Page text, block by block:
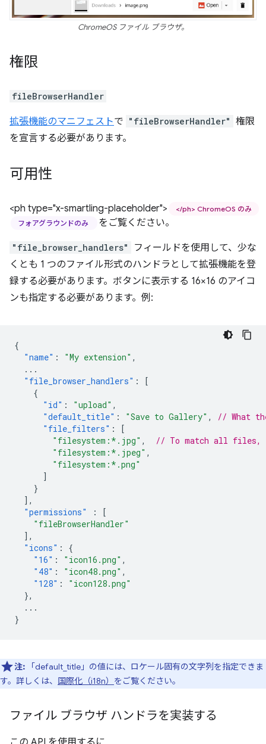
ChromeOS ファイル ブラウザ。
権限
fileBrowserHandler
拡張機能のマニフェストで "fileBrowserHandler" 権限
を宣言する必要があります。
可用性
<ph type="x-smartling-placeholder">
</ph> ChromeOS のみ
フォアグラウンドのみ
をご覧ください。
"file_browser_handlers"
フィールドを使用して、少な
くとも 1 つのファイル形式のハンドラとして拡張機能を登
録する必要があります。ボタンに表示する 16×16 のアイコ
ンも指定する必要があります。例:
{
"name" : "My extension" ,
...
"file_browser_handlers" :
[
{
"id" : "upload" ,
"default_title" : "Save to Gallery" ,
// What
"file_filters" :
[
"filesystem:*.jpg" ,
// To match all files,
"filesystem:*.jpeg" ,
"filesystem:*.png"
]
}
],
"permissions"
:
[
"fileBrowserHandler"
],
"icons" :
{
"16" : "icon16.png" ,
"48" : "icon48.png" ,
"128" :
"icon128.png"
},
...
}
注: 「default_title」の値には、ロケール固有の文字列を指定できま
す。詳しくは、 国際化（i18n） をご覧ください。
ファイル ブラウザ ハンドラを実装する